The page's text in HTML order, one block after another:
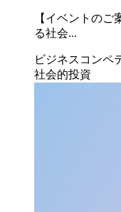
【イベントのご
る社会...
ビジネスコンペ
社会的投資